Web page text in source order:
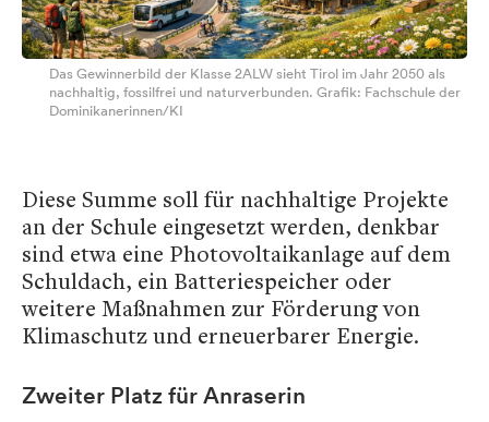
Das Gewinnerbild der Klasse 2ALW sieht Tirol im Jahr 2050 als
nachhaltig, fossilfrei und naturverbunden. Grafik: Fachschule der
Dominikanerinnen/KI
Diese Summe soll für nachhaltige Projekte
an der Schule eingesetzt werden, denkbar
sind etwa eine Photovoltaikanlage auf dem
Schuldach, ein Batteriespeicher oder
weitere Maßnahmen zur Förderung von
Klimaschutz und erneuerbarer Energie.
Zweiter Platz für Anraserin